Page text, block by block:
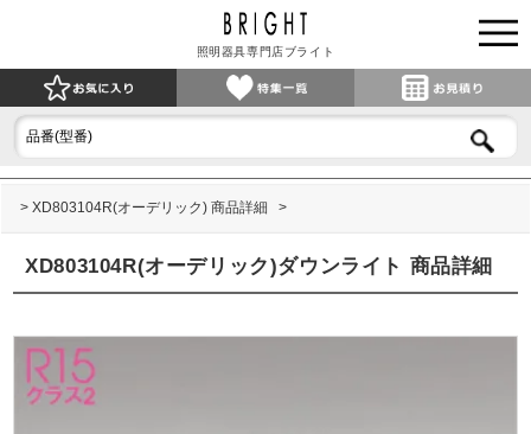
照明器具専門店ブライト
XD803104R(オーデリック) 商品詳細
XD803104R(オーデリック)ダウンライト 商品詳細